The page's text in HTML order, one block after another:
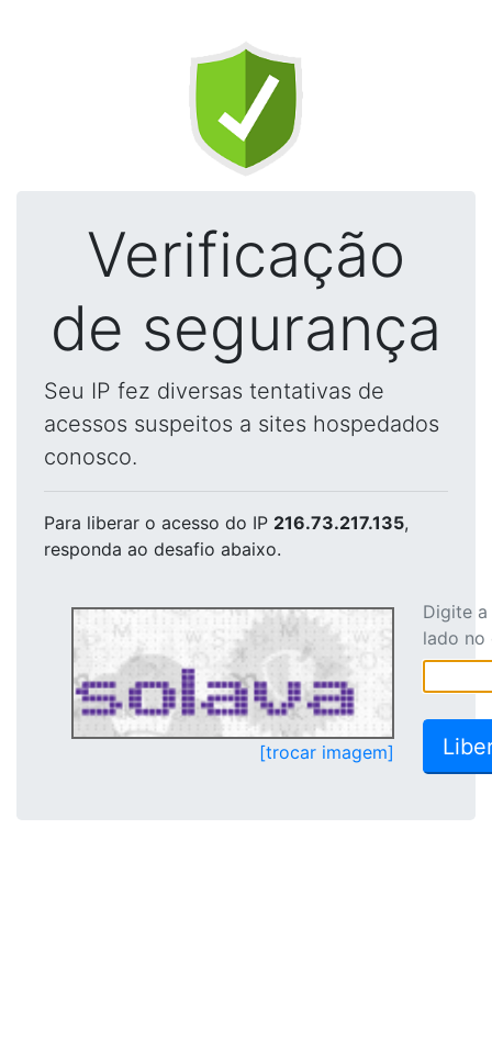
Verificação
de segurança
Seu IP fez diversas tentativas de
acessos suspeitos a sites hospedados
conosco.
Para liberar o acesso do IP 216.73.217.135,
responda ao desafio abaixo.
[trocar imagem]
Digite
lado no